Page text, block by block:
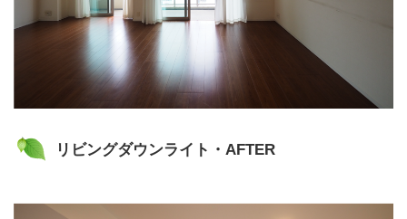
リビングダウンライト・AFTER